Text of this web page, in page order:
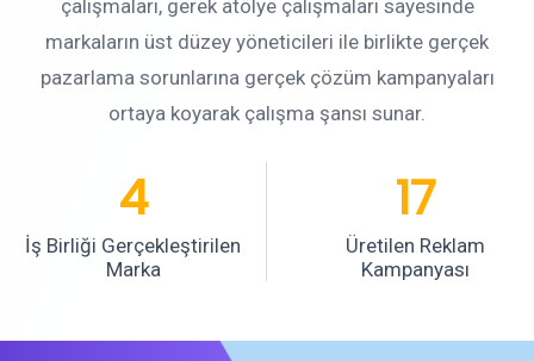
çalışmaları, gerek atölye çalışmaları sayesinde
markaların üst düzey yöneticileri ile birlikte gerçek
pazarlama sorunlarına gerçek çözüm kampanyaları
ortaya koyarak çalışma şansı sunar.
4
İş Birliği Gerçekleştirilen
Marka
17
Üretilen Reklam
Kampanyası